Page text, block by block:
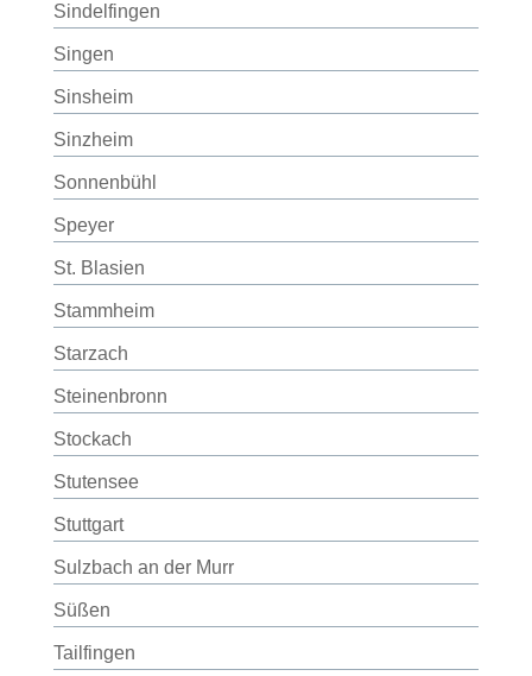
Sindelfingen
Singen
Sinsheim
Sinzheim
Sonnenbühl
Speyer
St. Blasien
Stammheim
Starzach
Steinenbronn
Stockach
Stutensee
Stuttgart
Sulzbach an der Murr
Süßen
Tailfingen